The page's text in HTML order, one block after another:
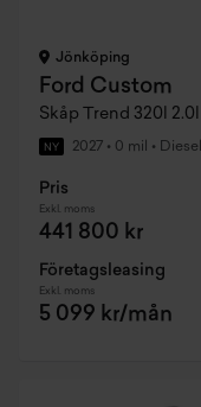
Jönköping
Ford Custom
NY 2027 • 0 mil • Diesel
Pris
Exkl. moms
441 800 kr
Företagsleasing
Exkl. moms
5 099 kr/mån